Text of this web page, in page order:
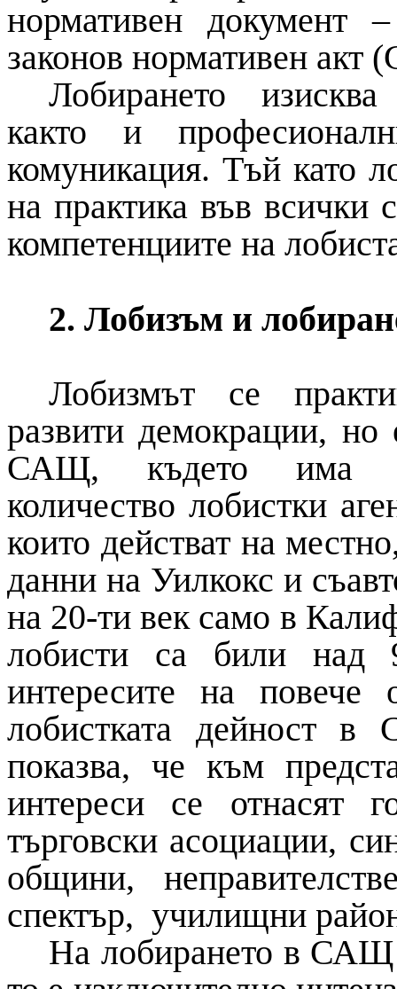
нормативен документ
законов нормативен акт (
Лобирането изисква
както и
комуникация. Тъй като
на практика във всички
компетенциите на
2. Лобизъм и
Лобизмът се
развити демокрации, но
САЩ, където има
количество лобистки
които действат на
данни на Уилкокс и
на 20-ти век само в
лобисти са били над
интересите на
лобистката дейност в
показва, че към
интереси се отнасят
търговски асоциации,
общини,
спектър, училищни
На лобирането в САЩ